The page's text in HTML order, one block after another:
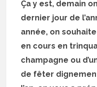
Ça y est, demain
dernier jour de
année, on
en cours en
champagne ou
de fêter